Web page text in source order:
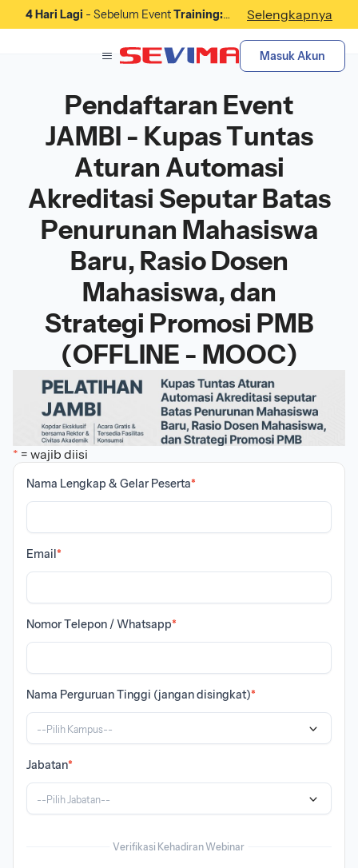
4 Hari Lagi - Sebelum EventTraining:
Pelatihan Membangun Kerjasama
dengan Industri: Strategi Partnership
untuk Program Magang dan Penyerapan
Selengkapnya
Masuk Akun
Pendaftaran Event
JAMBI - Kupas Tuntas
Aturan Automasi
Akreditasi Seputar Batas
Penurunan Mahasiswa
Baru, Rasio Dosen
Mahasiswa, dan
Strategi Promosi PMB
(OFFLINE - MOOC)
* = wajib diisi
Nama Lengkap & Gelar Peserta*
Email*
Nomor Telepon / Whatsapp*
Nama Perguruan Tinggi (jangan disingkat)*
--Pilih Kampus--
Jabatan*
--Pilih Jabatan--
Verifikasi Kehadiran Webinar